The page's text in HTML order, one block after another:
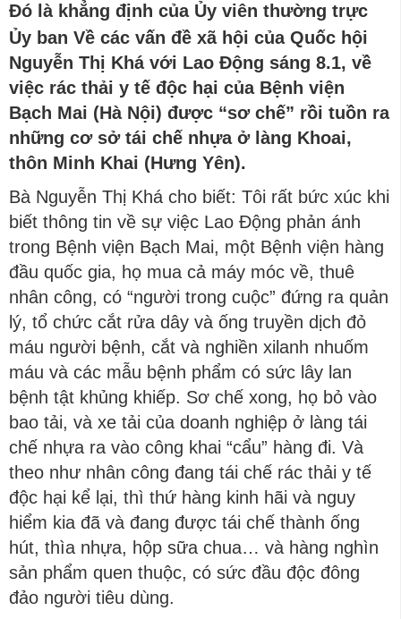
Đó là khẳng định của Ủy viên thường trực
Ủy ban Về các vấn đề xã hội của Quốc hội
Nguyễn Thị Khá với Lao Động sáng 8.1, về
việc rác thải y tế độc hại của Bệnh viện
Bạch Mai (Hà Nội) được “sơ chế” rồi tuồn ra
những cơ sở tái chế nhựa ở làng Khoai,
thôn Minh Khai (Hưng Yên).
Bà Nguyễn Thị Khá cho biết: Tôi rất bức xúc khi
biết thông tin về sự việc Lao Động phản ánh
trong Bệnh viện Bạch Mai, một Bệnh viện hàng
đầu quốc gia, họ mua cả máy móc về, thuê
nhân công, có “người trong cuộc” đứng ra quản
lý, tổ chức cắt rửa dây và ống truyền dịch đỏ
máu người bệnh, cắt và nghiền xilanh nhuốm
máu và các mẫu bệnh phẩm có sức lây lan
bệnh tật khủng khiếp. Sơ chế xong, họ bỏ vào
bao tải, và xe tải của doanh nghiệp ở làng tái
chế nhựa ra vào công khai “cẩu” hàng đi. Và
theo như nhân công đang tái chế rác thải y tế
độc hại kể lại, thì thứ hàng kinh hãi và nguy
hiểm kia đã và đang được tái chế thành ống
hút, thìa nhựa, hộp sữa chua… và hàng nghìn
sản phẩm quen thuộc, có sức đầu độc đông
đảo người tiêu dùng.